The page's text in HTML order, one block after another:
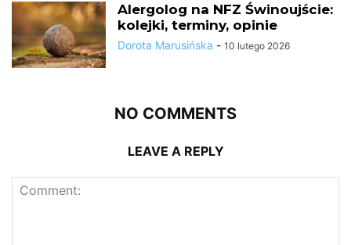
Alergolog na NFZ Świnoujście:
kolejki, terminy, opinie
Dorota Marusińska - 10 lutego 2026
NO COMMENTS
LEAVE A REPLY